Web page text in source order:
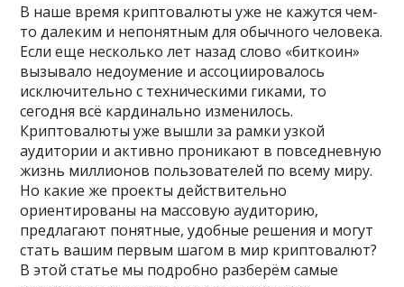
В наше время криптовалюты уже не кажутся чем-
то далеким и непонятным для обычного человека.
Если еще несколько лет назад слово «биткоин»
вызывало недоумение и ассоциировалось
исключительно с техническими гиками, то
сегодня всё кардинально изменилось.
Криптовалюты уже вышли за рамки узкой
аудитории и активно проникают в повседневную
жизнь миллионов пользователей по всему миру.
Но какие же проекты действительно
ориентированы на массовую аудиторию,
предлагают понятные, удобные решения и могут
стать вашим первым шагом в мир криптовалют?
В этой статье мы подробно разберём самые